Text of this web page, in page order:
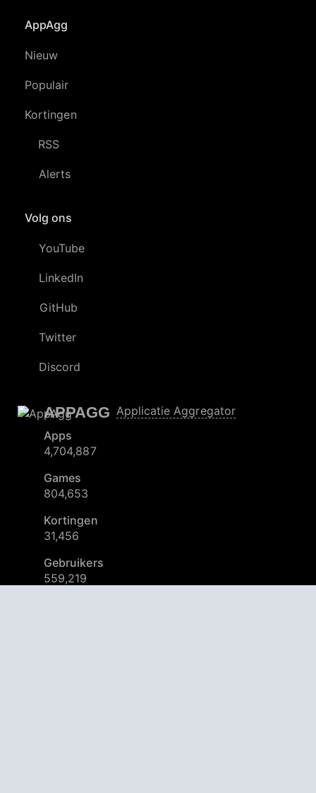
AppAgg
Nieuw
Populair
Kortingen
RSS
Alerts
Volg ons
YouTube
LinkedIn
GitHub
Twitter
Discord
APPAGG Applicatie Aggregator
Apps
4,704,887
Games
804,653
Kortingen
31,456
Gebruikers
559,219